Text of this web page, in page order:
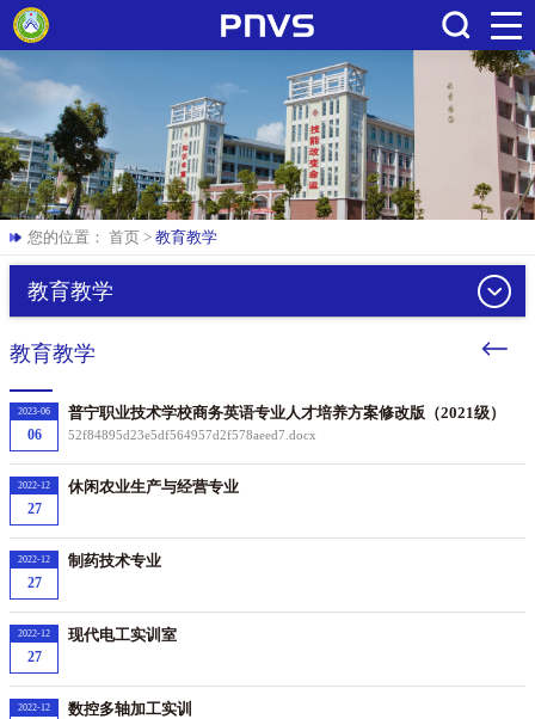
搜索
您的位置： 首页 > 教育教学
教育教学
教育教学
06
2023-06 普宁职业技术学校商务英语专业人才培养方案修改版（2021级）
52f84895d23e5df564957d2f578aeed7.docx
27
2022-12 休闲农业生产与经营专业
27
2022-12 制药技术专业
27
2022-12 现代电工实训室
2022-12 数控多轴加工实训